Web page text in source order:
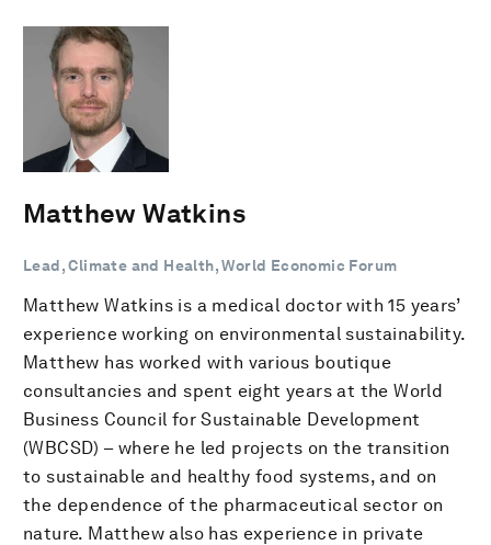
Matthew Watkins
Lead, Climate and Health, World Economic Forum
Matthew Watkins is a medical doctor with 15 years’
experience working on environmental sustainability.
Matthew has worked with various boutique
consultancies and spent eight years at the World
Business Council for Sustainable Development
(WBCSD) – where he led projects on the transition
to sustainable and healthy food systems, and on
the dependence of the pharmaceutical sector on
nature. Matthew also has experience in private